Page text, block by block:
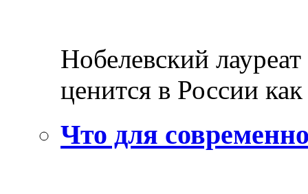
Нобелевский
ценится в России
Что для